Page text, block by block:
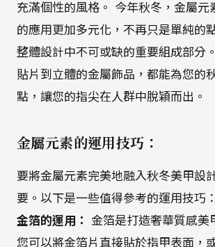
充滿個性的風格。 今年秋冬，金屬元
的應用更加多元化，不再只是單純的
整體設計中不可或缺的重要組成部分
貼片到立體的金屬飾品，都能為您的
點，讓您的指尖在人群中脫穎而出。
金屬元素的運用技巧：
要將金屬元素完美地融入秋冬美甲設
要。以下是一些值得參考的運用技巧：
金箔的運用： 金箔是打造奢華質感美
您可以將金箔片直接貼於指甲表面，